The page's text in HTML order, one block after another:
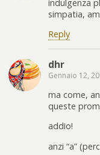
indulgenza
simpatia,
Reply
dhr
Gennaio 12,
ma come,
queste
addio!
anzi “a”